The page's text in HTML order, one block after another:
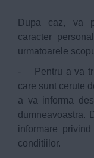
Dupa caz, va
caracter
urmatoarele
- Pentru a va
care sunt cerute
a va informa
dumneavoastra.
informare
conditiilor.